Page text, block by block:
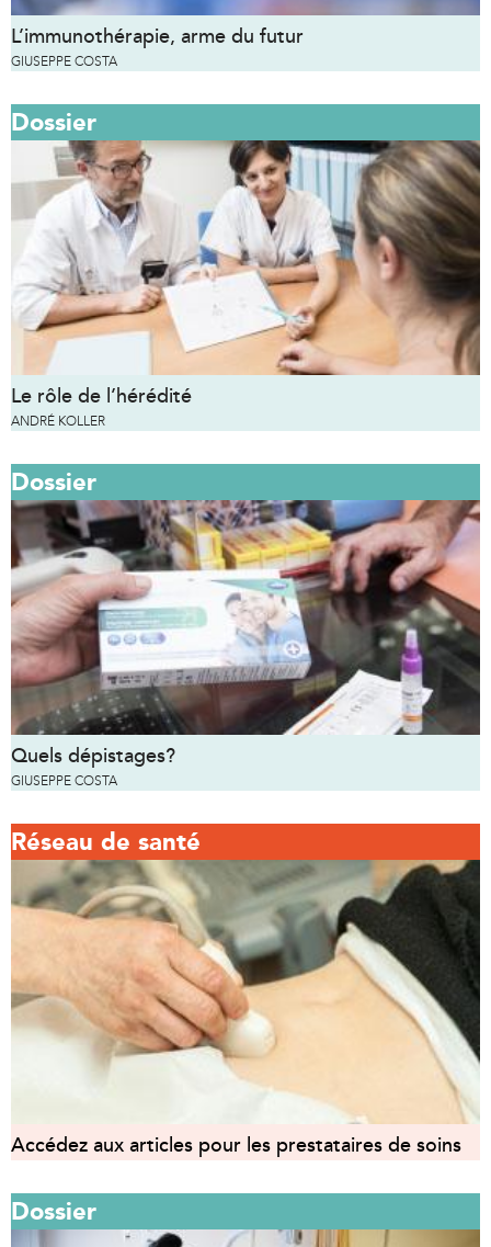
L’immunothérapie, arme du futur
GIUSEPPE COSTA
Dossier
Le rôle de l’hérédité
ANDRÉ KOLLER
Dossier
Quels dépistages?
GIUSEPPE COSTA
Réseau de santé
Accédez aux articles pour les prestataires de soins
Dossier